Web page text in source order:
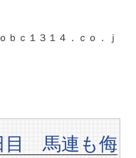
ｂｃ１３１４．ｃｏ．ｊ
目 馬連も侮